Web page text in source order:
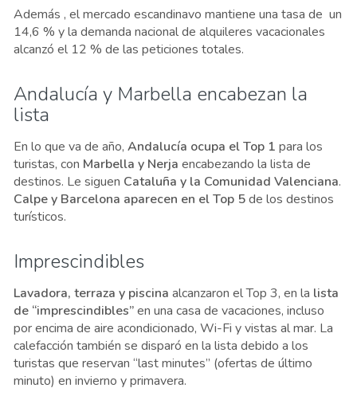
Además , el mercado escandinavo mantiene una tasa de un
14,6 % y la demanda nacional de alquileres vacacionales
alcanzó el 12 % de las peticiones totales.
Andalucía y Marbella encabezan la
lista
En lo que va de año, Andalucía ocupa el Top 1 para los
turistas, con Marbella y Nerja encabezando la lista de
destinos. Le siguen Cataluña y la Comunidad Valenciana.
Calpe y Barcelona aparecen en el Top 5de los destinos
turísticos.
Imprescindibles
Lavadora, terraza y piscina alcanzaron el Top 3, en la lista
de “imprescindibles”en una casa de vacaciones, incluso
por encima de aire acondicionado, Wi-Fi y vistas al mar. La
calefacción también se disparó en la lista debido a los
turistas que reservan “last minutes” (ofertas de último
minuto) en invierno y primavera.